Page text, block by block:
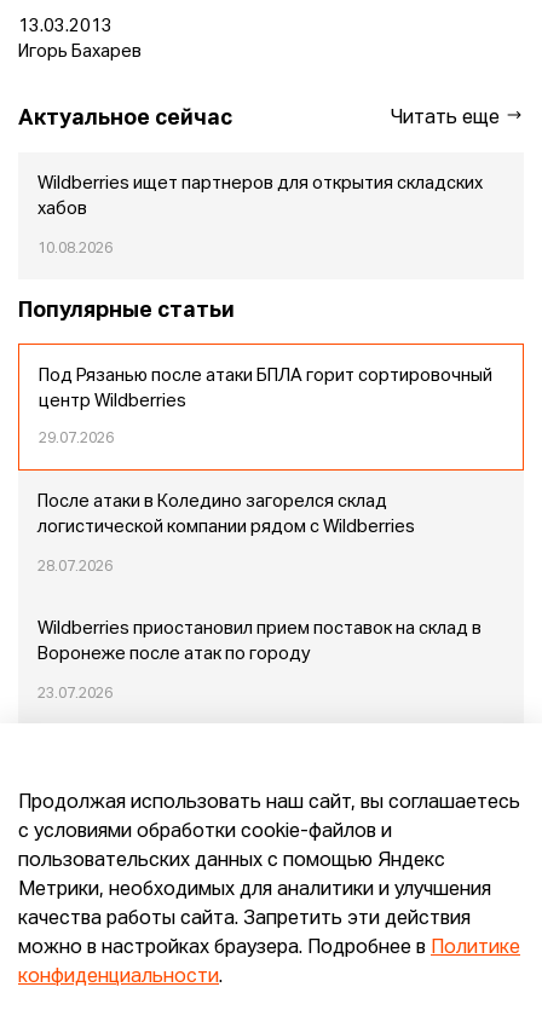
13.03.2013
Игорь Бахарев
Актуальное сейчас Читать еще
Wildberries ищет партнеров для открытия складских
хабов
10.08.2026
Популярные статьи
Под Рязанью после атаки БПЛА горит сортировочный
центр Wildberries
29.07.2026
После атаки в Коледино загорелся склад
логистической компании рядом с Wildberries
28.07.2026
Wildberries приостановил прием поставок на склад в
Воронеже после атак по городу
23.07.2026
Конец эпохи маркетплейсов: прогнозы сооснователя
Mr.Doors Максима Валецкого
26.06.2026
Продолжая использовать наш сайт, вы соглашаетесь
с условиями обработки cookie-файлов и
пользовательских данных с помощью Яндекс
Метрики, необходимых для аналитики и улучшения
качества работы сайта. Запретить эти действия
можно в настройках браузера. Подробнее в
Политике
конфиденциальности.